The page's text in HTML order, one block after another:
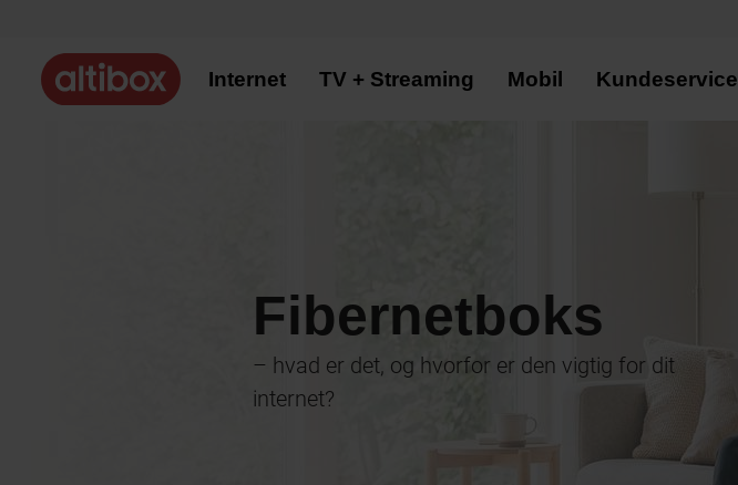
Internet TV + Streaming Mobil Kundeservice
Fibernetboks
– hvad er det, og hvorfor er den vigtig for dit
internet?